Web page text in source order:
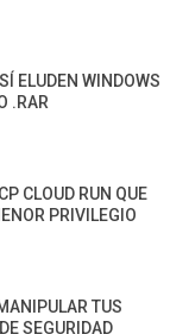
ELUDEN WINDOWS
.RAR
CLOUD RUN QUE
PRIVILEGIO
TUS
SEGURIDAD